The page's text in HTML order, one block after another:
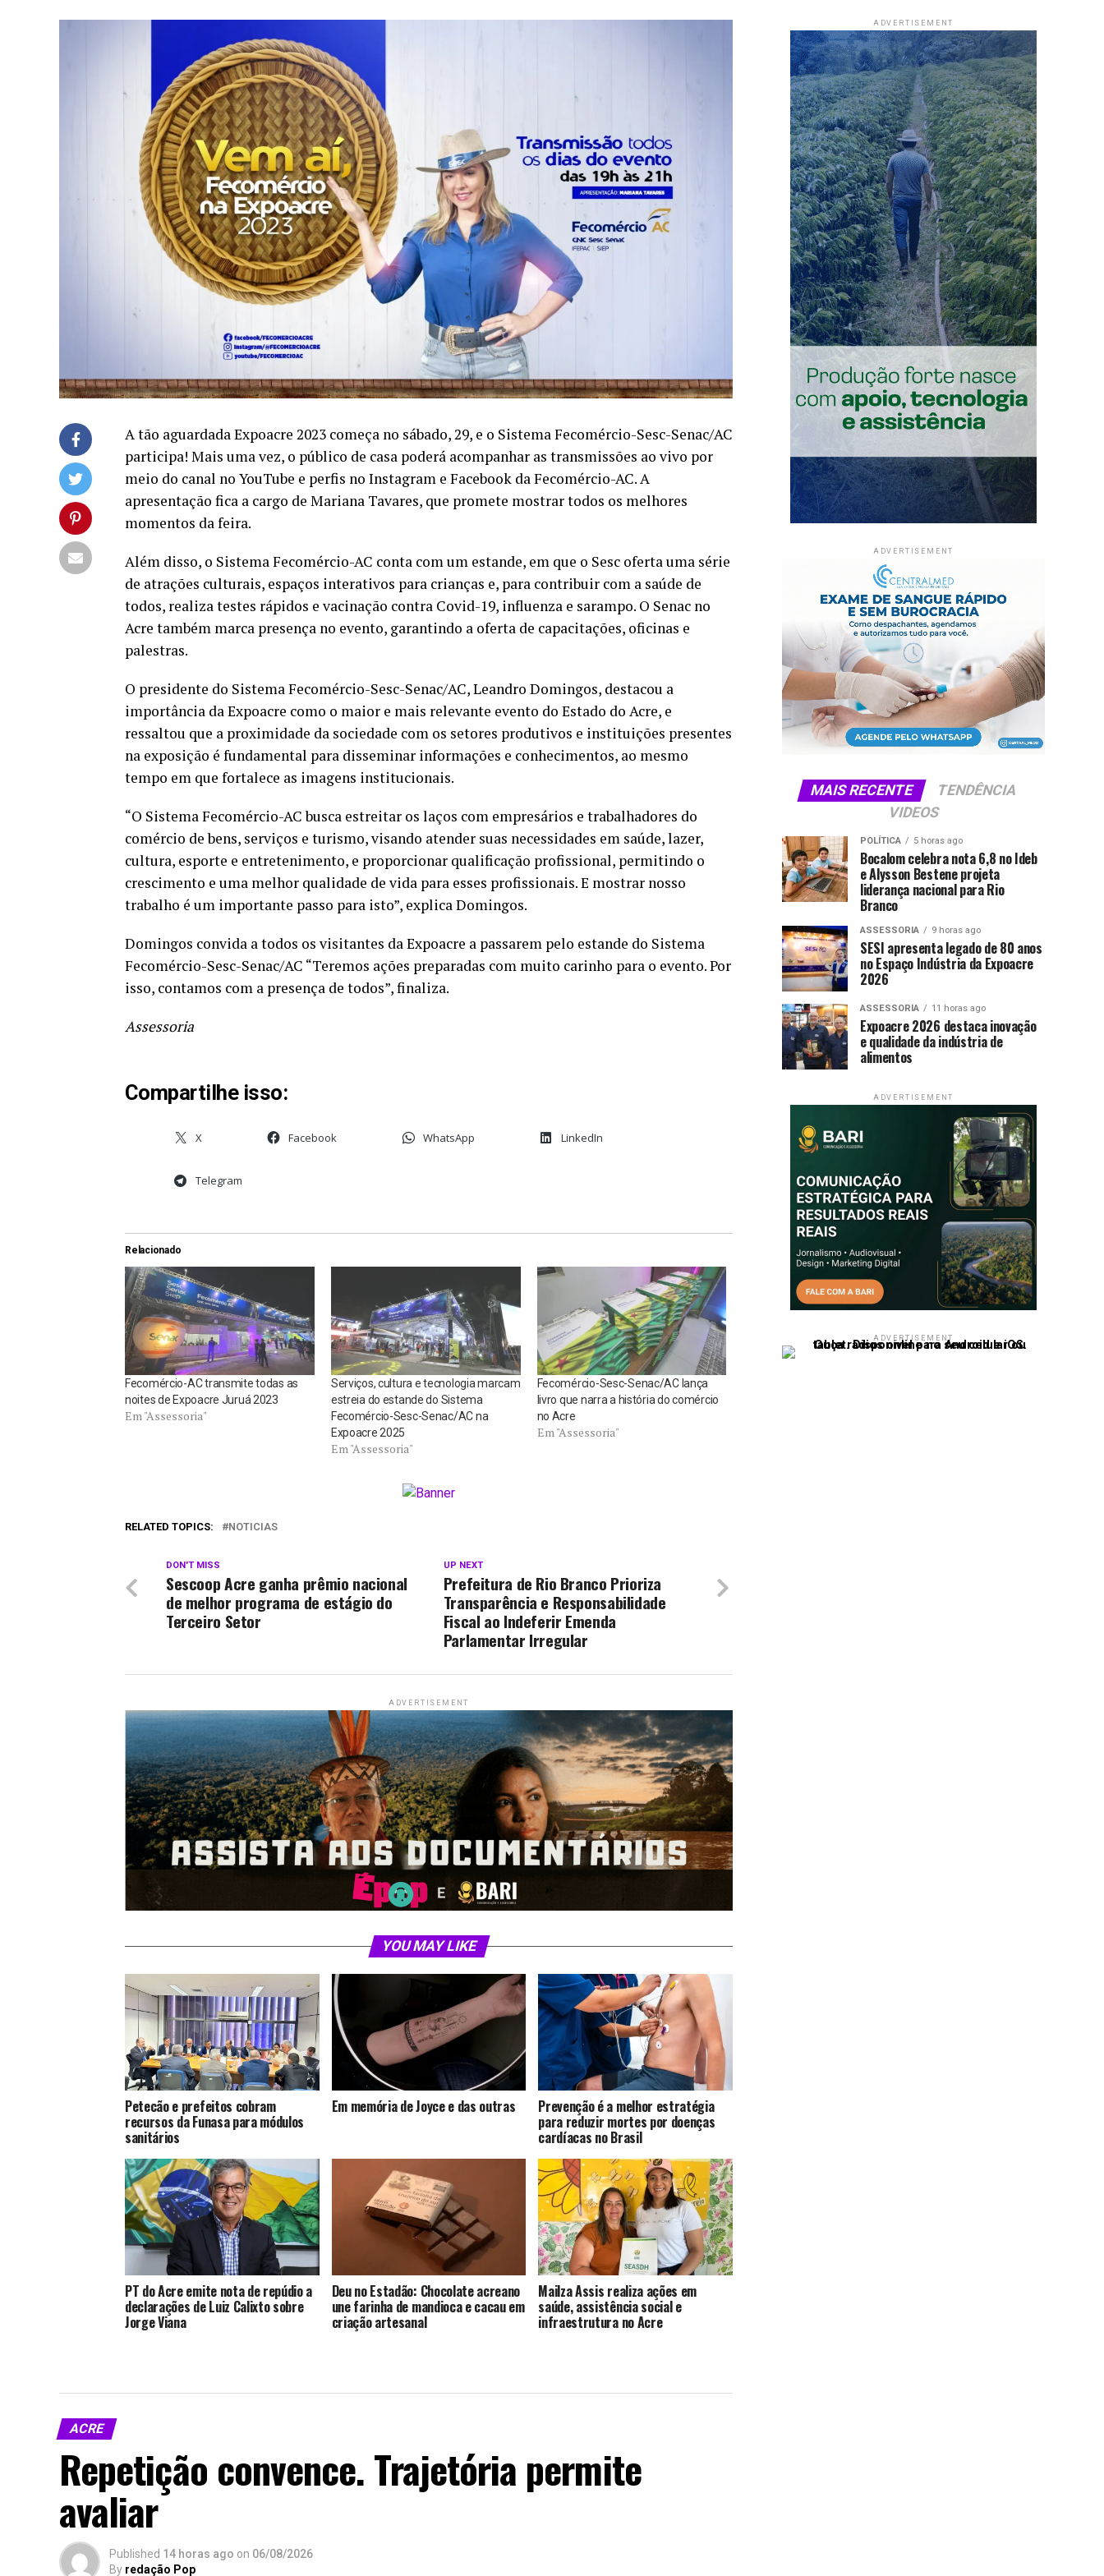
A tão aguardada Expoacre 2023 começa no sábado, 29, e o Sistema Fecomércio-Sesc-Senac/AC
participa! Mais uma vez, o público de casa poderá acompanhar as transmissões ao vivo por
meio do canal no YouTube e perfis no Instagram e Facebook da Fecomércio-AC. A
apresentação fica a cargo de Mariana Tavares, que promete mostrar todos os melhores
momentos da feira.
Além disso, o Sistema Fecomércio-AC conta com um estande, em que o Sesc oferta uma série
de atrações culturais, espaços interativos para crianças e, para contribuir com a saúde de
todos, realiza testes rápidos e vacinação contra Covid-19, influenza e sarampo. O Senac no
Acre também marca presença no evento, garantindo a oferta de capacitações, oficinas e
palestras.
O presidente do Sistema Fecomércio-Sesc-Senac/AC, Leandro Domingos, destacou a
importância da Expoacre como o maior e mais relevante evento do Estado do Acre, e
ressaltou que a proximidade da sociedade com os setores produtivos e instituições presentes
na exposição é fundamental para disseminar informações e conhecimentos, ao mesmo
tempo em que fortalece as imagens institucionais.
“O Sistema Fecomércio-AC busca estreitar os laços com empresários e trabalhadores do
comércio de bens, serviços e turismo, visando atender suas necessidades em saúde, lazer,
cultura, esporte e entretenimento, e proporcionar qualificação profissional, permitindo o
crescimento e uma melhor qualidade de vida para esses profissionais. E mostrar nosso
trabalho é um importante passo para isto”, explica Domingos.
Domingos convida a todos os visitantes da Expoacre a passarem pelo estande do Sistema
Fecomércio-Sesc-Senac/AC “Teremos ações preparadas com muito carinho para o evento. Por
isso, contamos com a presença de todos”, finaliza.
Assessoria
Compartilhe isso:
X Facebook WhatsApp LinkedIn
Telegram
Relacionado
Fecomércio-AC transmite todas as
noites de Expoacre Juruá 2023
Em "Assessoria"
Serviços, cultura e tecnologia marcam
estreia do estande do Sistema
Fecomércio-Sesc-Senac/AC na
Expoacre 2025
Em "Assessoria"
Fecomércio-Sesc-Senac/AC lança
livro que narra a história do comércio
no Acre
Em "Assessoria"
RELATED TOPICS: NOTICIAS
UP NEXT
Prefeitura de Rio Branco Prioriza
Transparência e Responsabilidade
Fiscal ao Indeferir Emenda
Parlamentar Irregular
DON'T MISS
Sescoop Acre ganha prêmio nacional
de melhor programa de estágio do
Terceiro Setor
ADVERTISEMENT
YOU MAY LIKE
Petecão e prefeitos cobram
recursos da Funasa para módulos
sanitários
Em memória de Joyce e das outras Prevenção é a melhor estratégia
para reduzir mortes por doenças
cardíacas no Brasil
PT do Acre emite nota de repúdio a
declarações de Luiz Calixto sobre
Jorge Viana
Deu no Estadão: Chocolate acreano
une farinha de mandioca e cacau em
criação artesanal
Mailza Assis realiza ações em
saúde, assistência social e
infraestrutura no Acre
ACRE
Repetição convence. Trajetória permite
avaliar
Published 14 horas ago on 06/08/2026
By redação Pop
ADVERTISEMENT
ADVERTISEMENT
MAIS RECENTE
TENDÊNCIA
VIDEOS
POLÍTICA 5 horas ago
Bocalom celebra nota 6,8 no Ideb
e Alysson Bestene projeta
liderança nacional para Rio
Branco
ASSESSORIA 9 horas ago
SESI apresenta legado de 80 anos
no Espaço Indústria da Expoacre
2026
ASSESSORIA 11 horas ago
Expoacre 2026 destaca inovação
e qualidade da indústria de
alimentos
ADVERTISEMENT
ADVERTISEMENT